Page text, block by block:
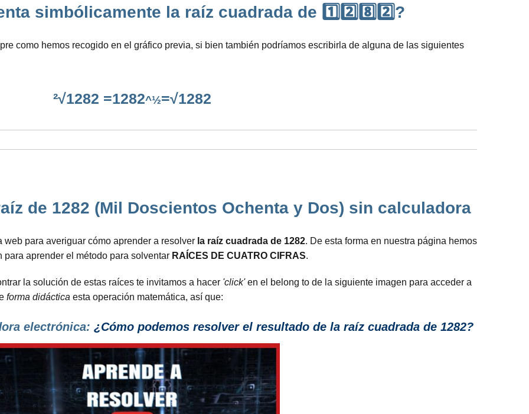
simbólicamente la raíz cuadrada de 1️⃣2️⃣8️⃣2️⃣?
como hemos recogido en el gráfico previa, si bien también podríamos escribirla de alguna de las siguientes
²√1282 =1282^½=√1282
de 1282 (Mil Doscientos Ochenta y Dos) sin calculadora
para averiguar cómo aprender a resolver la raíz cuadrada de 1282. De esta forma en nuestra página hemos
aprender el método para solventar RAÍCES DE CUATRO CIFRAS.
la solución de estas raíces te invitamos a hacer 'click'en el belong to de la siguiente imagen para acceder a
forma didáctica esta operación matemática, así que:
electrónica: ¿Cómo podemos resolver el resultado de la raíz cuadrada de 1282?